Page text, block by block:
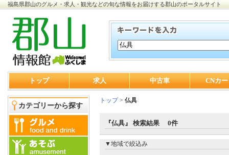
福島県郡山のグルメ・求人・観光などの旬な情報をお届けする郡山のポータルサイト
トップ 求人 中古車 CNカ
カテゴリーから探す
トップ> 仏具
『仏具』 検索結果 0件
▼地域で絞込み